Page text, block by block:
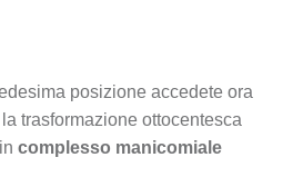
posizione accedete ora
trasformazione ottocentesca
incomplesso manicomiale